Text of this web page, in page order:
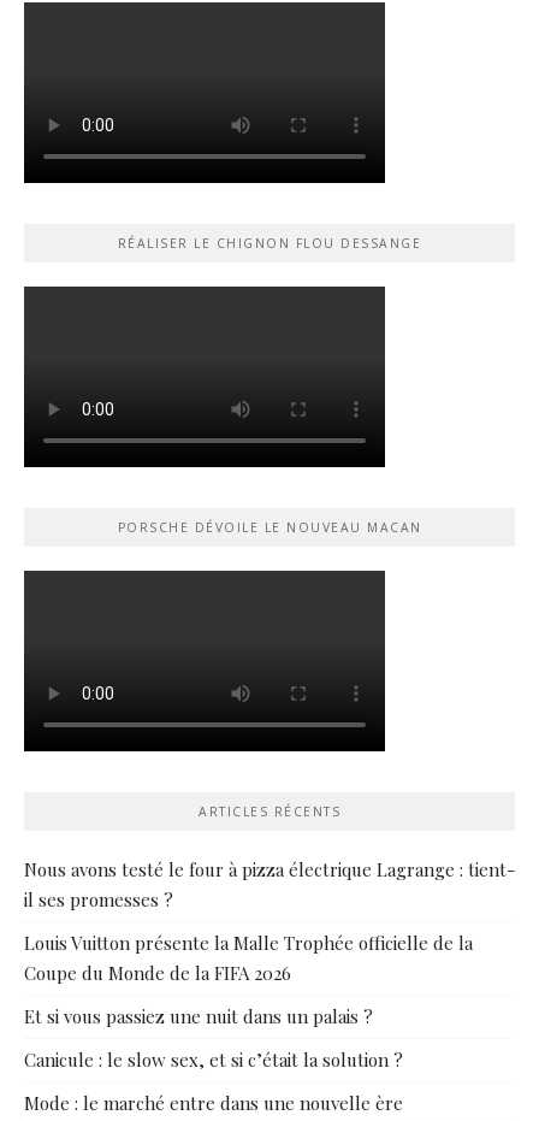
RÉALISER LE CHIGNON FLOU DESSANGE
PORSCHE DÉVOILE LE NOUVEAU MACAN
ARTICLES RÉCENTS
Nous avons testé le four à pizza électrique Lagrange : tient-
il ses promesses ?
Louis Vuitton présente la Malle Trophée officielle de la
Coupe du Monde de la FIFA 2026
Et si vous passiez une nuit dans un palais ?
Canicule : le slow sex, et si c’était la solution ?
Mode : le marché entre dans une nouvelle ère